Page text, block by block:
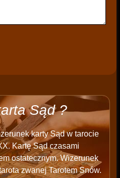
Sąd ?
karty Sąd w tarocie
Kartę Sąd czasami
ostatecznym. Wizerunek
zwanej Tarotem Snów.